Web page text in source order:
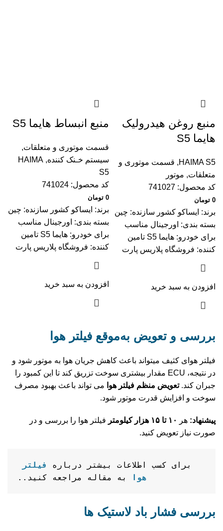
منبع روغن هیدرولیک
هایما S5
HAIMA S5
, قسمت موتوری و
متعلقات, موتور
کد محصول: 741027
0 تومان
برند: ایساکو کشور سازنده: چین
بسته بندی: اورجینال مناسب
برای خودرو: هایما S5 تامین
کننده: فروشگاه پلاریس پارت
افزودن به سبد خرید
منبع انبساط هایما S5
قسمت موتوری و متعلقات,
سیستم خـنک کننده,
HAIMA
S5
کد محصول: 741024
0 تومان
برند: ایساکو کشور سازنده: چین
بسته بندی: اورجینال مناسب
برای خودرو: هایما S5 تامین
کننده: فروشگاه پلاریس پارت
افزودن به سبد خرید
بررسی و تعویض به‌موقع فیلتر هوا
فیلتر هوای کثیف میتواند باعث کاهش جریان هوا به موتور شود و
در نتیجه، ECU مقدار بیشتری سوخت تزریق کند تا این کمبود را
جبران کند.تعویض منظم فیلتر هوا می‌ تواند باعث بهبود مصرف
سوخت و افزایش قدرت موتور شود.
پیشنهاد: هر ۱۰ تا ۱۵ هزار کیلومتر
فیلتر هوا را بررسی و در
صورت نیاز تعویض کنید.
برای کسب اطلاعات بیشتر درباره
هوا
به مقاله مراجعه کنید..
بررسی فشار باد لاستیک‌ ها